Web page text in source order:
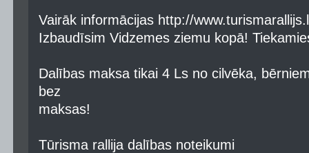
Vairāk informācijas http://
Izbaudīsim Vidzemes ziemu kopā!
Dalības maksa tikai 4 Ls no cilvēka,
bez
maksas!
Tūrisma rallija dalības noteikumi